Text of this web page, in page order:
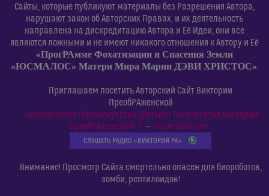
Сайты, которые публикуют материалы без Разрешения Автора,
нарушают закон об Авторских Правах, и их деятельность
направлена на дискредитацию Автора и Её Идеи, они все
являются ложными и не имеют никакого отношения к Автору и Её
«ПрогРАмме Фохатизации и Спасения Земли
«ЮСМАЛОС» Матери Мира Марии ДЭВИ ХРИСТОС»
Приглашаем посетить Авторский Сайт Виктории
ПреобРАженской
«Космическое Полиискусство Третьего Тысячелетия Виктории
ПреобРАженской»©— VictoriaRA.com
СЛУШАТЬ РАДИО «ВИКТОРИЯ РА»
Внимание! Просмотр Сайта смертельно опасен для биороботов,
зомби, рептилоидов!